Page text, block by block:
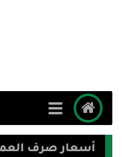
أسعار صرف